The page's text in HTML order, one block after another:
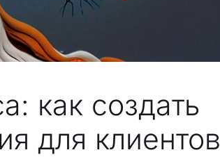
как создать
для клиентов